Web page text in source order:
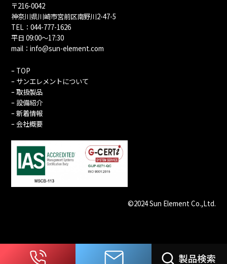
〒216-0042
神奈川県川崎市宮前区南野川2-47-5
TEL：044-777-1626
平日 09:00～17:30
mail：info@sun-element.com
ｰ TOP
ｰ サンエレメントについて
ｰ 取扱製品
ｰ 設備紹介
ｰ 新着情報
ｰ 会社概要
©2024 Sun Element Co.,Ltd.